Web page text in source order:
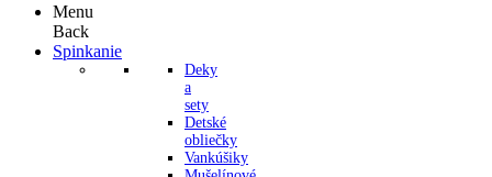
Menu
Back
Spinkanie
Deky
a
sety
Detské
obliečky
Vankúšiky